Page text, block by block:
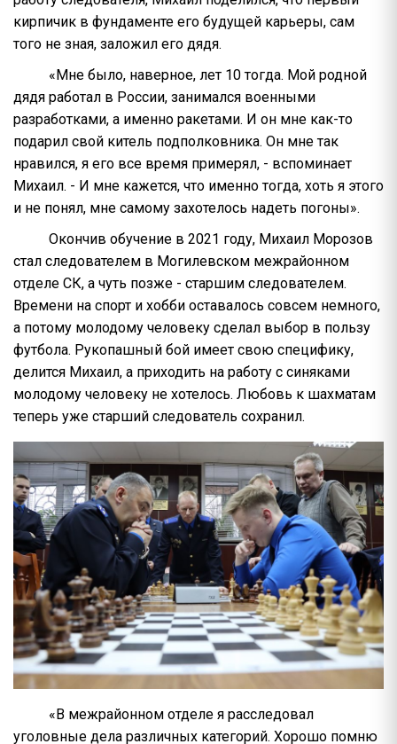
кирпичик в фундаменте его будущей карьеры, сам
того не зная, заложил его дядя.
«Мне было, наверное, лет 10 тогда. Мой родной
дядя работал в России, занимался военными
разработками, а именно ракетами. И он мне как-то
подарил свой китель подполковника. Он мне так
нравился, я его все время примерял, - вспоминает
Михаил. - И мне кажется, что именно тогда, хоть я этого
и не понял, мне самому захотелось надеть погоны».
Окончив обучение в 2021 году, Михаил Морозов
стал следователем в Могилевском межрайонном
отделе СК, а чуть позже - старшим следователем.
Времени на спорт и хобби оставалось совсем немного,
а потому молодому человеку сделал выбор в пользу
футбола. Рукопашный бой имеет свою специфику,
делится Михаил, а приходить на работу с синяками
молодому человеку не хотелось. Любовь к шахматам
теперь уже старший следователь сохранил.
«В межрайонном отделе я расследовал
уголовные дела различных категорий. Хорошо помню